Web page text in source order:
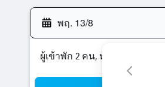
พฤ. 13/8
ผู้เข้าพัก 2 คน, ห้องพัก 1 ห้อง